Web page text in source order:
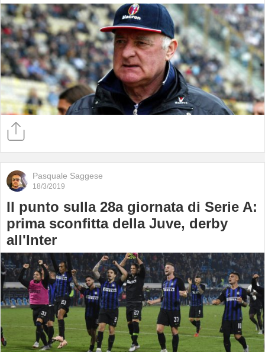
Pasquale Saggese
18/3/2019
Il punto sulla 28a giornata di Serie A:
prima sconfitta della Juve, derby
all'Inter